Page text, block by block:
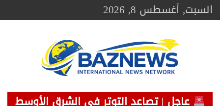
Skip
toالسبت, أغسطس 8, 2026
BAZNEWS
شبكة باز الإخبارية
عاجل | تصاعد التوتر في الشرق الأوسط